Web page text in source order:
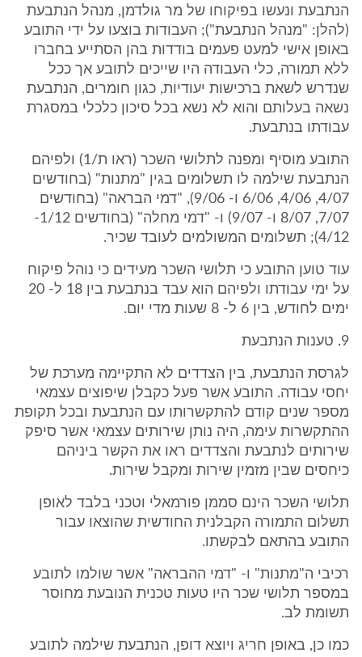
הנתבעת ונעשו בפיקוחו של מר גולדמן, מנהל הנתבעת
(להלן: "מנהל הנתבעת"); העבודות בוצעו על ידי התובע
באופן אישי למעט פעמים בודדות בהן הסתייע בחברו
ללא תמורה, כלי העבודה היו שייכים לתובע אך ככל
שנדרש לשאת ברכישות יעודיות, כגון חומרים, הנתבעת
נשאה בעלותם והוא לא נשא בכל סיכון כלכלי במסגרת
עבודתו בנתבעת.
התובע מוסיף ומפנה לתלושי השכר (ראו ת/1) ולפיהם
הנתבעת שילמה לו תשלומים בגין "מתנות" (בחודשים
4/07, 4/06, 6/06 ו- 9/06), "דמי הבראה" (בחודשים
7/07, 8/07 ו- 9/07) ו- "דמי מחלה" (בחודשים 1/12-
4/12); תשלומים המשולמים לעובד שכיר.
עוד טוען התובע כי תלושי השכר מעידים כי נוהל פיקוח
על ימי עבודתו ולפיהם הוא עבד בנתבעת בין 18 ל- 20
ימים לחודש, בין 6 ל- 8 שעות מדי יום.
9. טענות הנתבעת
לגרסת הנתבעת, בין הצדדים לא התקיימה מערכת של
יחסי עבודה. התובע אשר פעל כקבלן שיפוצים עצמאי
מספר שנים קודם להתקשרותו עם הנתבעת ובכל תקופת
ההתקשרות עימה, היה נותן שירותים עצמאי אשר סיפק
שירותים לנתבעת והצדדים ראו את הקשר ביניהם
כיחסים שבין מזמין שירות ומקבל שירות.
תלושי השכר הינם סממן פורמאלי וטכני בלבד לאופן
תשלום התמורה הקבלנית החודשית שהוצאו עבור
התובע בהתאם לבקשתו.
רכיבי ה"מתנות" ו- "דמי ההבראה" אשר שולמו לתובע
במספר תלושי שכר היו טעות טכנית הנובעת מחוסר
תשומת לב.
כמו כן, באופן חריג ויוצא דופן, הנתבעת שילמה לתובע